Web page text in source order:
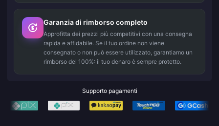
Garanzia di rimborso completo
Approfitta dei prezzi più competitivi con una consegna
rapida e affidabile. Se il tuo ordine non viene
consegnato o non può essere utilizzato, garantiamo un
rimborso del 100%: il tuo denaro è sempre protetto.
Supporto pagamenti